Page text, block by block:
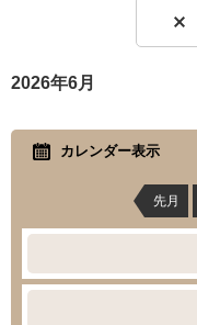
2026年6月
カレンダー表示
先月